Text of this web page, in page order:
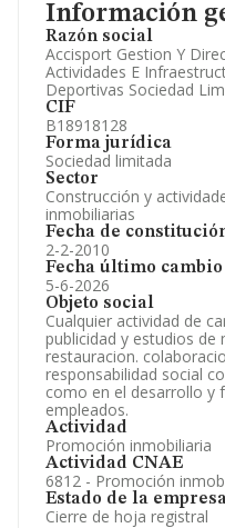
Información
Razón social
Accisport Gestion Y
Actividades E
Deportivas Sociedad
CIF
B18918128
Forma jurídica
Sociedad limitada
Sector
Construcción y
inmobiliarias
Fecha de
2-2-2010
Fecha último cambio
5-6-2026
Objeto social
Cualquier actividad de
publicidad y estudios de
restauracion.
responsabilidad social
como en el desarrollo y
empleados.
Actividad
Promoción inmobiliaria
Actividad CNAE
6812 - Promoción
Estado de la
Cierre de hoja registral
Directivos y
Accionistas.
Participaciones y
Artículos de prensa
Información oficial y